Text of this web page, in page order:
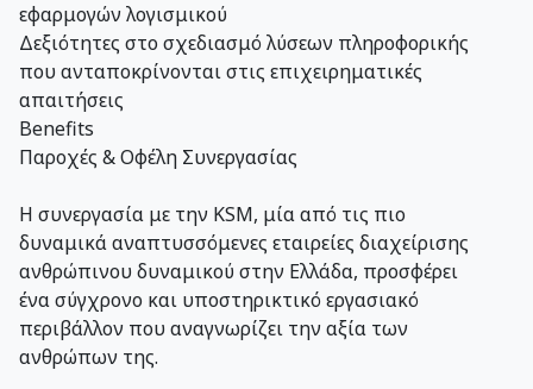
εφαρμογών λογισμικού
Δεξιότητες στο σχεδιασμό λύσεων πληροφορικής
που ανταποκρίνονται στις επιχειρηματικές
απαιτήσεις
Benefits
Παροχές & Οφέλη Συνεργασίας
Η συνεργασία με την KSM, μία από τις πιο
δυναμικά αναπτυσσόμενες εταιρείες διαχείρισης
ανθρώπινου δυναμικού στην Ελλάδα, προσφέρει
ένα σύγχρονο και υποστηρικτικό εργασιακό
περιβάλλον που αναγνωρίζει την αξία των
ανθρώπων της.